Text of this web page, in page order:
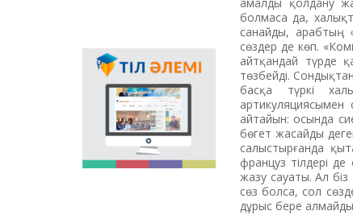
Language propaganda
through Internet plays
special role in
extension of scope of
national language.
Portal “Til alemi”, which
is the first project of
our country in this
болмаса да,
санайды, арабтың
сөздер де көп.
айтқандай түрде
төзбейді.
басқа түркі
айтайын: осында
бөгет жасайды
салыстырғанда
француз тілдері
жазу сауаты. Ал
сөз болса, сол
дұрыс бере